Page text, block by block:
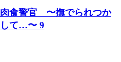
食警官 〜撫でられつか
して…〜 9